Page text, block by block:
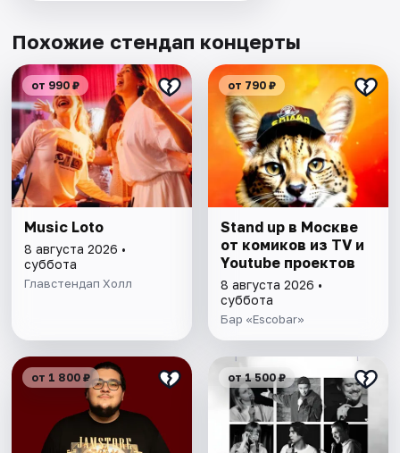
Похожие стендап концерты
от 990 ₽
Music Loto
8 августа 2026 •
суббота
Главстендап Холл
от 790 ₽
Stand up в Москве
от комиков из TV и
Youtube проектов
8 августа 2026 •
суббота
Бар «Escobar»
от 1 800 ₽ от 1 500 ₽